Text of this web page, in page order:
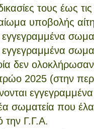
τους έως
υποβολής
δεν
2025 (στην
σωματεία που
την Γ.Γ.Α.